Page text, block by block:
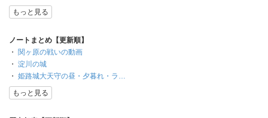
もっと見る
ノートまとめ【更新順】
・ 関ヶ原の戦いの動画
・ 淀川の城
・ 姫路城大天守の昼・夕暮れ・ラ…
もっと見る